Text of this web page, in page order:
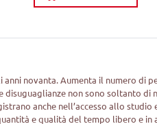
novanta. Aumenta il numero di
non sono soltanto di
anche nell’accesso allo studio
e qualità del tempo libero e in